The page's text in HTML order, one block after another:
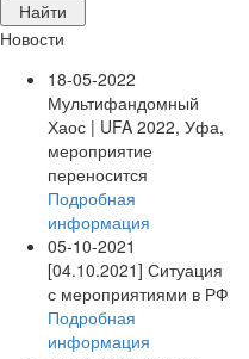
Новости
18-05-2022
Мультифандомный
Хаос | UFA 2022, Уфа,
мероприятие
переносится
Подробная
информация
05-10-2021
[04.10.2021] Ситуация
с мероприятиями в РФ
Подробная
информация